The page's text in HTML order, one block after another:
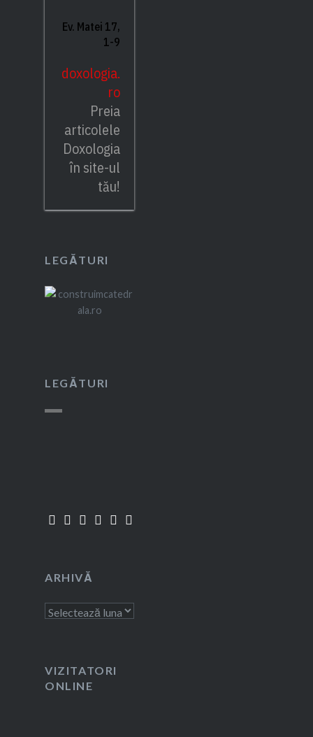
Ev. Matei 17,
1-9
doxologia.
ro
Preia
articolele
Doxologia
în site-ul
tău!
LEGĂTURI
LEGĂTURI
ARHIVĂ
Arhivă
VIZITATORI
ONLINE